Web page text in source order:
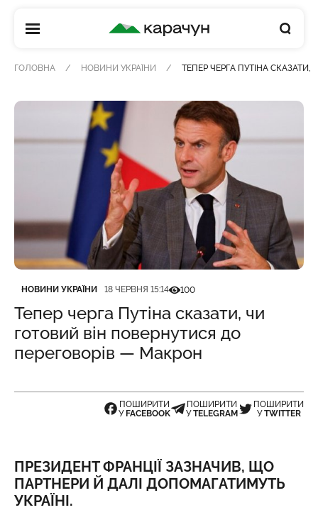
КАРАЧУН
ГОЛОВНА НОВИНИ УКРАЇНИ ТЕПЕР ЧЕРГА ПУТІНА
Категорія
НОВИНИ УКРАЇНИ
Дата публікації 18 ЧЕРВНЯ 15:14Кількість переглядів
100
Тепер черга Путіна сказати, чи
готовий він повернутися до
переговорів — Макрон
ПОШИРИТИ
У FACEBOOK
ПОШИРИТИ
УTELEGRAM
ПОШИРИТИ
УTWITTER
ПРЕЗИДЕНТ ФРАНЦІЇ ЗАЗНАЧИВ, ЩО
ПАРТНЕРИ Й ДАЛІ ДОПОМАГАТИМУТЬ
УКРАЇНІ.